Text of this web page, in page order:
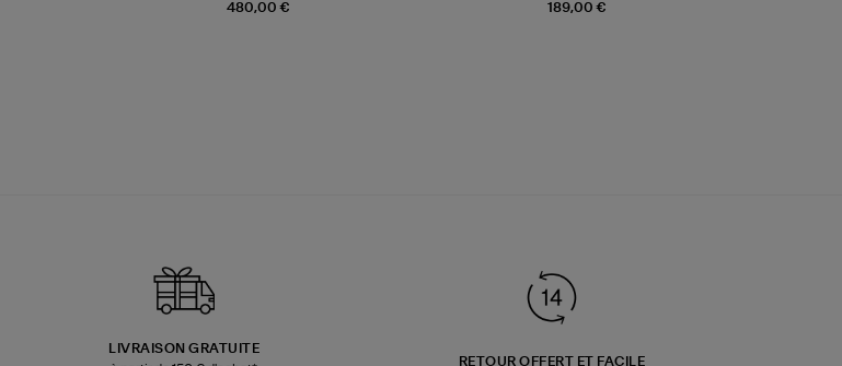
480,00 €
189,00 €
LIVRAISON GRATUITE
RETOUR OFFERT ET FACILE